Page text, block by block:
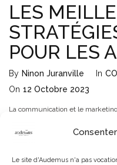
Le site d'Audemus n'a pas
LES
POUR LES
By Ninon Juranville In
On 12 Octobre 2023
La communication et le
recruter une personne pour le
& services, montrer leurs